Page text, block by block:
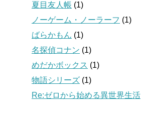
夏目友人帳 (1)
ノーゲーム・ノーラーフ (1)
ばらかもん (1)
名探偵コナン (1)
めだかボックス (1)
物語シリーズ (1)
Re:ゼロから始める異世界生活